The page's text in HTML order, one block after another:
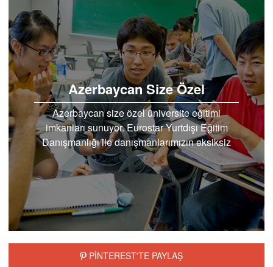
Azerbaycan Size Özel
Azerbaycan size özel üniversite eğitimi
imkanları sunuyor. Eurostar Yurtdışı Eğitim
Danışmanlığı ile danışmanlarımızın eksiksiz
destekleri, rehberliği..
PİNTEREST'TE PAYLAŞ